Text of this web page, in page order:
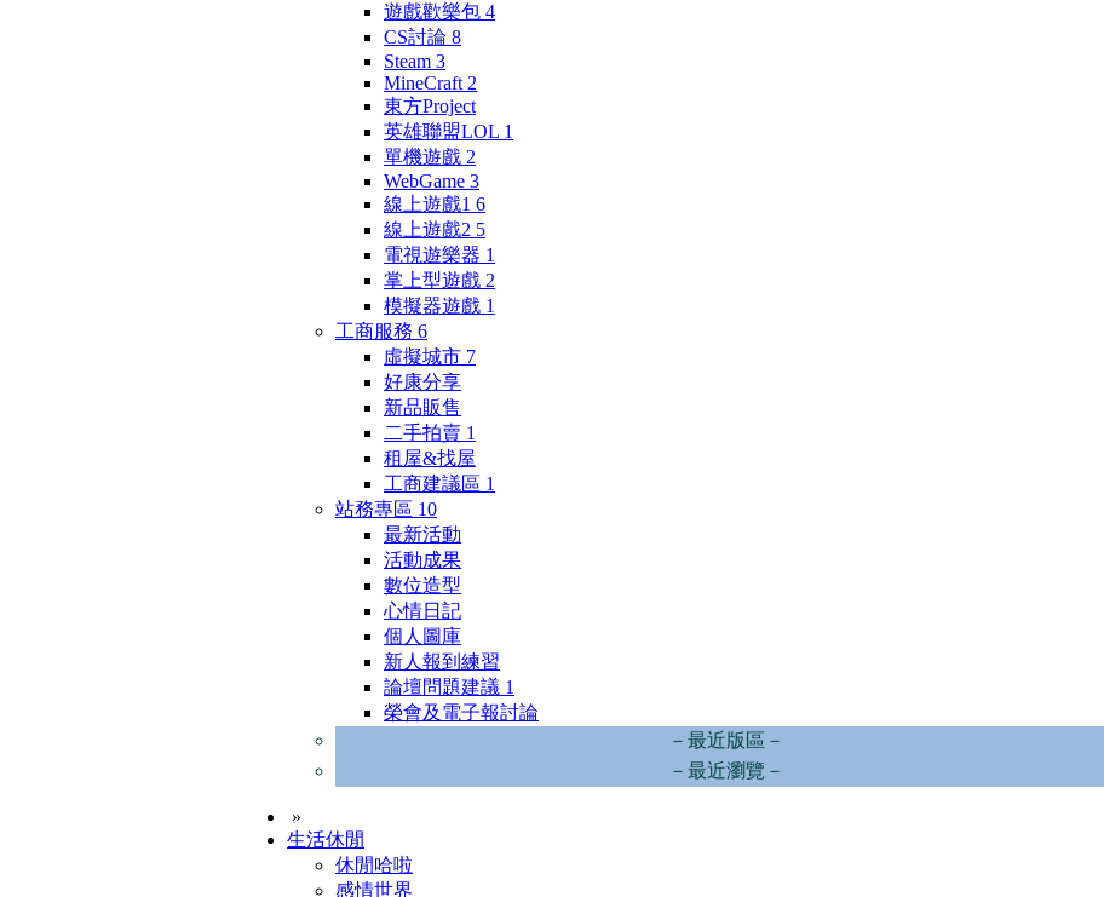
遊戲歡樂包 4
CS討論 8
Steam 3
MineCraft 2
東方Project
英雄聯盟LOL 1
單機遊戲 2
WebGame 3
線上遊戲1 6
線上遊戲2 5
電視遊樂器 1
掌上型遊戲 2
模擬器遊戲 1
工商服務 6
虛擬城市 7
好康分享
新品販售
二手拍賣 1
租屋&找屋
工商建議區 1
站務專區 10
最新活動
活動成果
數位造型
心情日記
個人圖庫
新人報到練習
論壇問題建議 1
榮會及電子報討論
－最近版區－
－最近瀏覽－
»
生活休閒
休閒哈啦
感情世界